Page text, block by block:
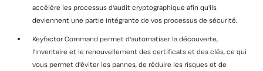
accélère les processus d'audit cryptographique afin qu'ils
deviennent une partie intégrante de vos processus de sécurité.
Keyfactor Command permet d'automatiser la découverte,
l'inventaire et le renouvellement des certificats et des clés, ce qui
vous permet d'éviter les pannes, de réduire les risques et de